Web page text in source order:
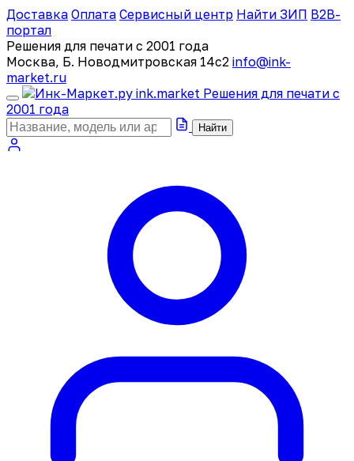
Доставка Оплата Сервисный центр Найти ЗИП B2B-
портал
Решения для печати с 2001 года
Москва, Б. Новодмитровская 14с2 info@ink-
market.ru
ink.market Решения для печати с
2001 года
Найти